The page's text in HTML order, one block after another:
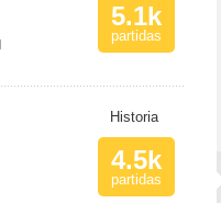
5.1k
partidas
Historia
4.5k
partidas